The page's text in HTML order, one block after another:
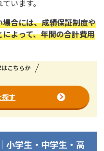
います。
合には、成績保証制度や
よって、年間の合計費用
こちらか
す
小学生・中学生・高